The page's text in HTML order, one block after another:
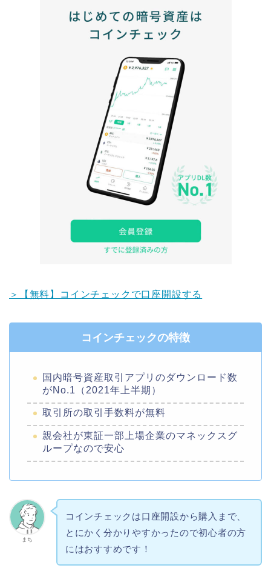
＞【無料】コインチェックで口座開設する
コインチェックの特徴
国内暗号資産取引アプリのダウンロード数
がNo.1（2021年上半期）
取引所の取引手数料が無料
親会社が東証一部上場企業のマネックスグ
ループなので安心
まち
コインチェックは口座開設から購入まで、
とにかく分かりやすかったので初心者の方
にはおすすめです！